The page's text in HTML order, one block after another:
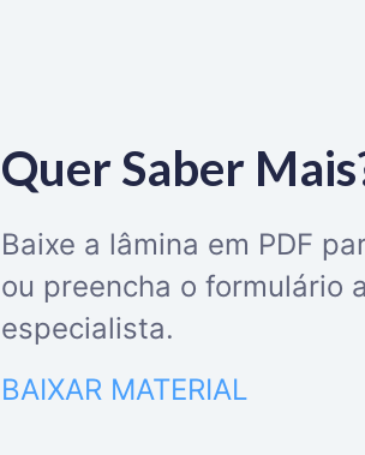
Quer Saber
Baixe a lâmina em PDF
ou preencha o formulário
especialista.
BAIXAR MATERIAL